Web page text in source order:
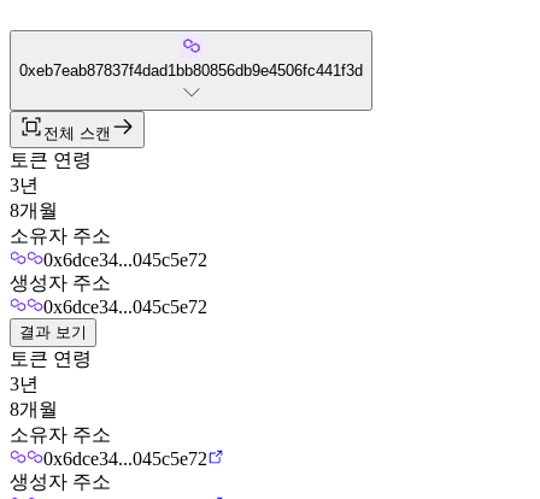
0xeb7eab87837f4dad1bb80856db9e4506fc441f3d
전체 스캔
토큰 연령
3년
8개월
소유자 주소
0x6dce34...045c5e72
생성자 주소
0x6dce34...045c5e72
결과 보기
토큰 연령
3년
8개월
소유자 주소
0x6dce34...045c5e72
생성자 주소